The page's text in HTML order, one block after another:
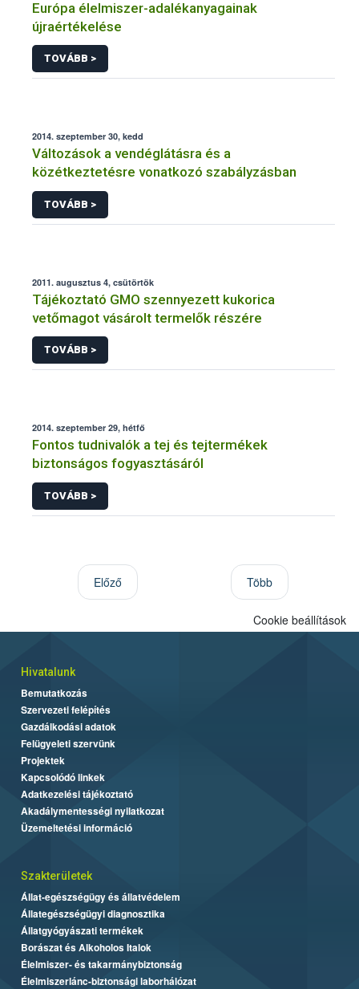
Európa élelmiszer-adalékanyagainak
újraértékelése
TOVÁBB >
2014. szeptember 30, kedd
Változások a vendéglátásra és a
közétkeztetésre vonatkozó szabályzásban
TOVÁBB >
2011. augusztus 4, csütörtök
Tájékoztató GMO szennyezett kukorica
vetőmagot vásárolt termelők részére
TOVÁBB >
2014. szeptember 29, hétfő
Fontos tudnivalók a tej és tejtermékek
biztonságos fogyasztásáról
TOVÁBB >
Előző Több
Cookie beállítások
Hivatalunk
Bemutatkozás
Szervezeti felépítés
Gazdálkodási adatok
Felügyeleti szervünk
Projektek
Kapcsolódó linkek
Adatkezelési tájékoztató
Akadálymentességi nyilatkozat
Üzemeltetési információ
Szakterületek
Állat-egészségügy és állatvédelem
Állategészségügyi diagnosztika
Állatgyógyászati termékek
Borászat és Alkoholos Italok
Élelmiszer- és takarmánybiztonság
Élelmiszerlánc-biztonsági laborhálózat